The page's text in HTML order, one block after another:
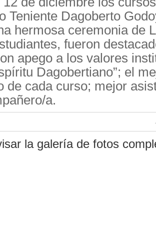
Teniente Dagoberto
hermosa ceremonia de
fueron
apego a los valores
Dagobertiano”; el
de cada curso; mejor
a.
la galería de fotos